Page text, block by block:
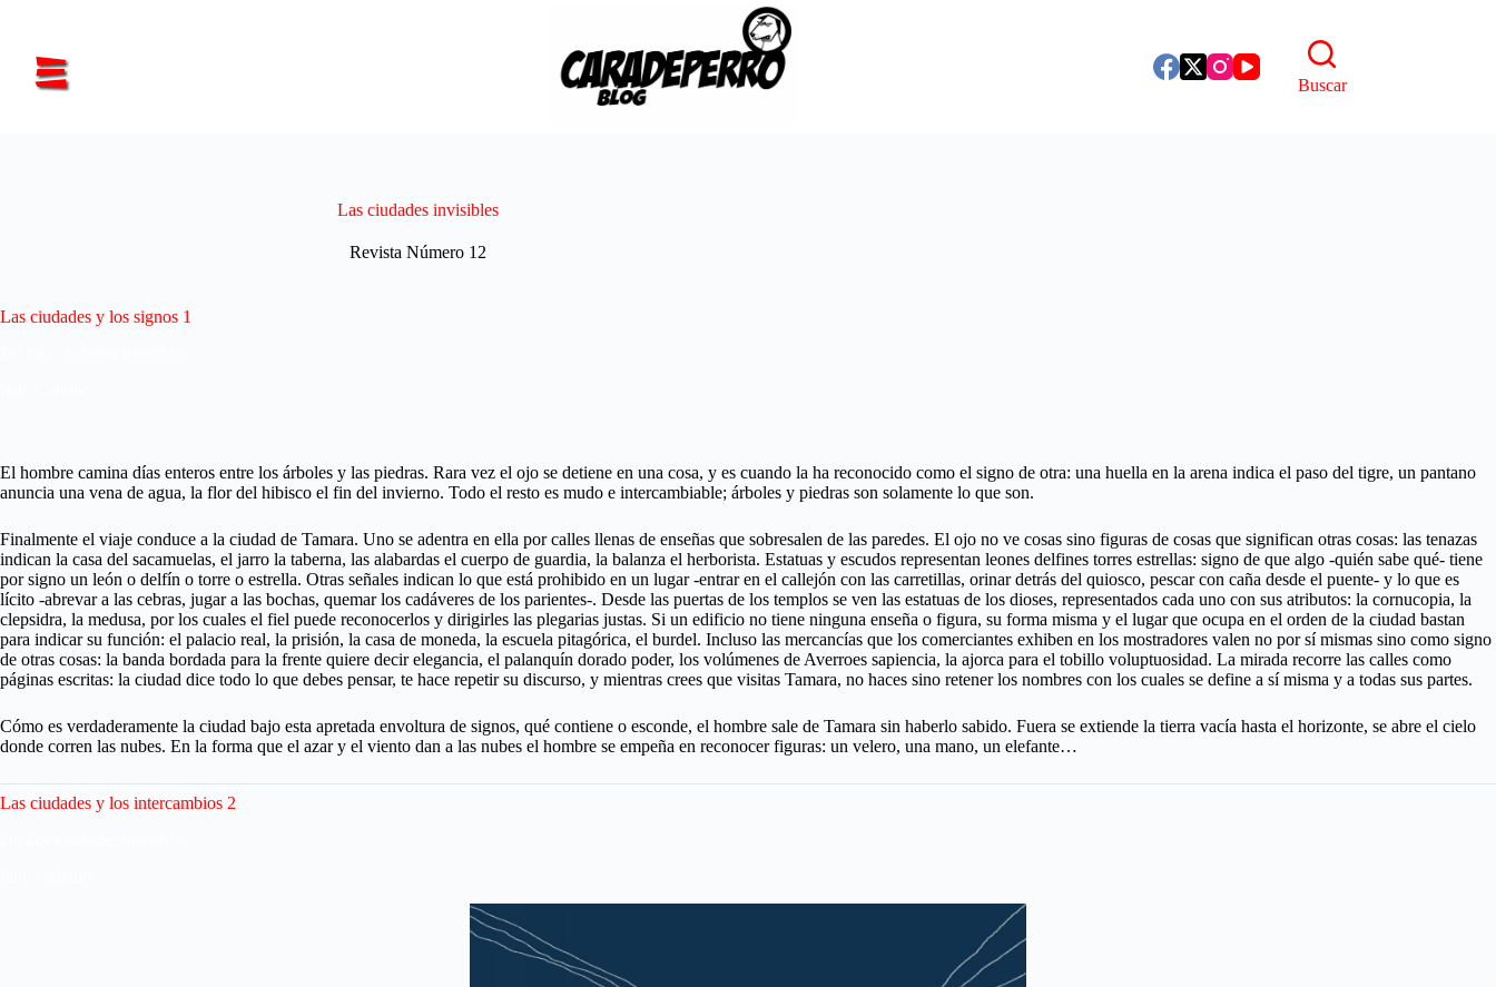
Buscar
Las ciudades invisibles
Revista Número 12
Las ciudades y los signos 1
El hombre camina días enteros entre los árboles y las piedras. Rara vez el ojo se detiene en una cosa, y es cuando la ha reconocido como el signo de otra: una huella en la arena indica el paso del tigre, un pantano
anuncia una vena de agua, la flor del hibisco el fin del invierno. Todo el resto es mudo e intercambiable; árboles y piedras son solamente lo que son.
Finalmente el viaje conduce a la ciudad de Tamara. Uno se adentra en ella por calles llenas de enseñas que sobresalen de las paredes. El ojo no ve cosas sino figuras de cosas que significan otras cosas: las tenazas
indican la casa del sacamuelas, el jarro la taberna, las alabardas el cuerpo de guardia, la balanza el herborista. Estatuas y escudos representan leones delfines torres estrellas: signo de que algo -quién sabe qué- tiene
por signo un león o delfín o torre o estrella. Otras señales indican lo que está prohibido en un lugar -entrar en el callejón con las carretillas, orinar detrás del quiosco, pescar con caña desde el puente- y lo que es
lícito -abrevar a las cebras, jugar a las bochas, quemar los cadáveres de los parientes-. Desde las puertas de los templos se ven las estatuas de los dioses, representados cada uno con sus atributos: la cornucopia, la
clepsidra, la medusa, por los cuales el fiel puede reconocerlos y dirigirles las plegarias justas. Si un edificio no tiene ninguna enseña o figura, su forma misma y el lugar que ocupa en el orden de la ciudad bastan
para indicar su función: el palacio real, la prisión, la casa de moneda, la escuela pitagórica, el burdel. Incluso las mercancías que los comerciantes exhiben en los mostradores valen no por sí mismas sino como signo
de otras cosas: la banda bordada para la frente quiere decir elegancia, el palanquín dorado poder, los volúmenes de Averroes sapiencia, la ajorca para el tobillo voluptuosidad. La mirada recorre las calles como
páginas escritas: la ciudad dice todo lo que debes pensar, te hace repetir su discurso, y mientras crees que visitas Tamara, no haces sino retener los nombres con los cuales se define a sí misma y a todas sus partes.
Cómo es verdaderamente la ciudad bajo esta apretada envoltura de signos, qué contiene o esconde, el hombre sale de Tamara sin haberlo sabido. Fuera se extiende la tierra vacía hasta el horizonte, se abre el cielo
donde corren las nubes. En la forma que el azar y el viento dan a las nubes el hombre se empeña en reconocer figuras: un velero, una mano, un elefante…
Las ciudades y los intercambios 2